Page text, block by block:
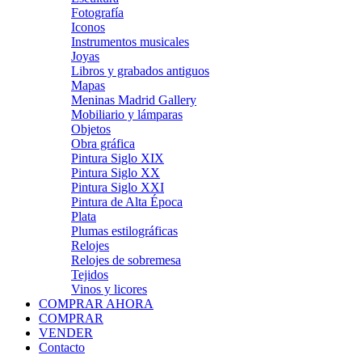
Fotografía
Iconos
Instrumentos musicales
Joyas
Libros y grabados antiguos
Mapas
Meninas Madrid Gallery
Mobiliario y lámparas
Objetos
Obra gráfica
Pintura Siglo XIX
Pintura Siglo XX
Pintura Siglo XXI
Pintura de Alta Época
Plata
Plumas estilográficas
Relojes
Relojes de sobremesa
Tejidos
Vinos y licores
COMPRAR AHORA
COMPRAR
VENDER
Contacto